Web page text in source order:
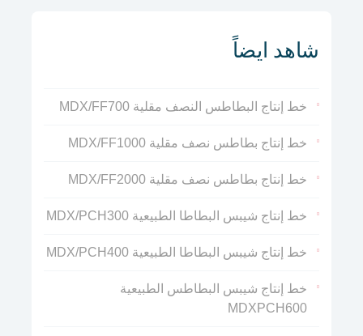
شاهد ايضاً
خط إنتاج البطاطس النصف مقلية MDX/FF700
خط إنتاج بطاطس نصف مقلية MDX/FF1000
خط إنتاج بطاطس نصف مقلية MDX/FF2000
خط إنتاج شيبس البطاطا الطبيعية MDX/PCH300
خط إنتاج شيبس البطاطا الطبيعية MDX/PCH400
خط إنتاج شيبس البطاطس الطبيعية
MDXPCH600